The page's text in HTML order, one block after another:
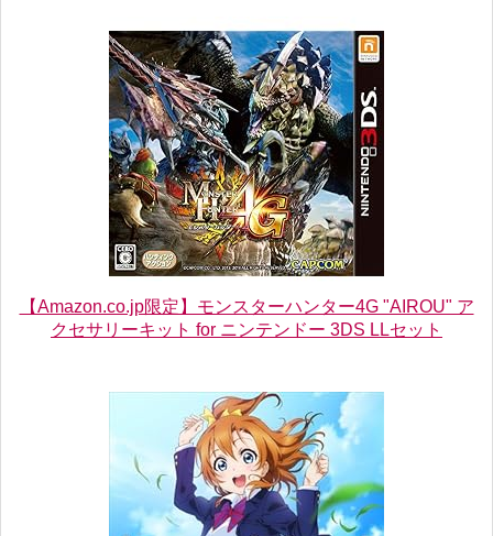
【Amazon.co.jp限定】モンスターハンター4G "AIROU" ア
クセサリーキット for ニンテンドー 3DS LLセット